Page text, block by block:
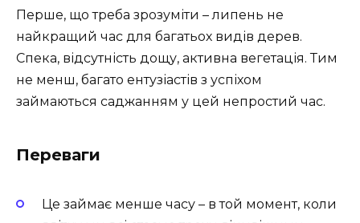
Перше, що треба зрозуміти – липень не
найкращий час для багатьох видів дерев.
Спека, відсутність дощу, активна вегетація. Тим
не менш, багато ентузіастів з успіхом
займаються саджанням у цей непростий час.
Переваги
Це займає менше часу – в той момент, коли